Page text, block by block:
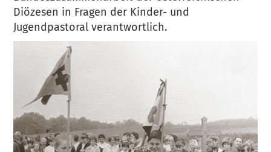
Diözesen in Fragen der Kinder- und
Jugendpastoral verantwortlich.